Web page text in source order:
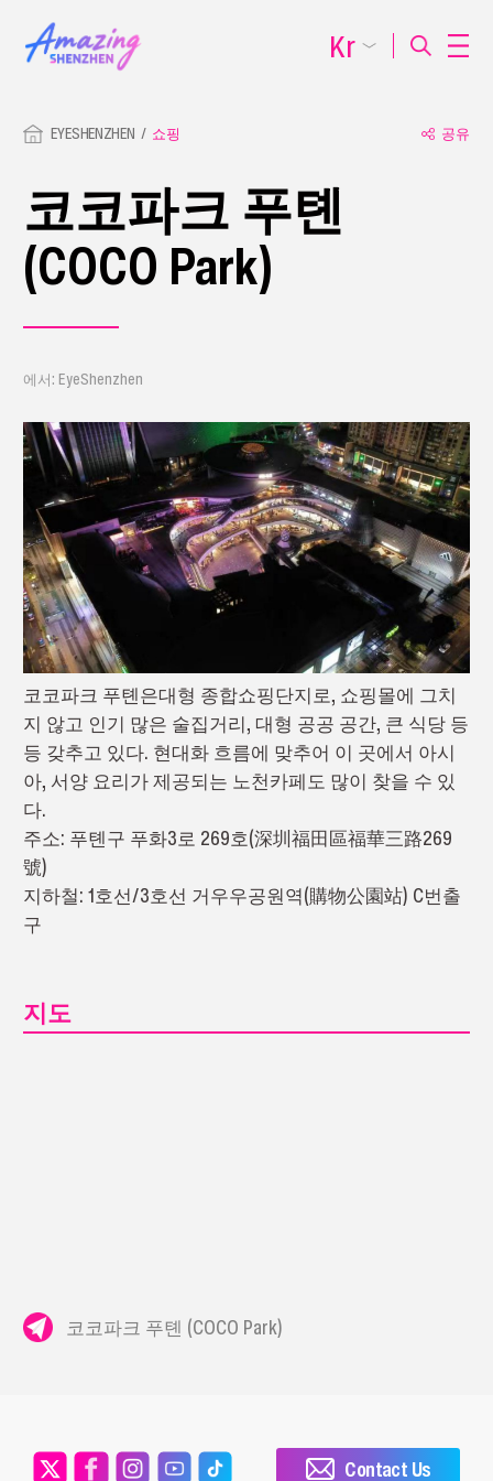
EYESHENZHEN 쇼핑 공유
코코파크 푸톈
(COCO Park)
에서: EyeShenzhen
코코파크 푸톈은대형 종합쇼핑단지로, 쇼핑몰에 그치
지 않고 인기 많은 술집거리, 대형 공공 공간, 큰 식당 등
등 갖추고 있다. 현대화 흐름에 맞추어 이 곳에서 아시
아, 서양 요리가 제공되는 노천카페도 많이 찾을 수 있
다.
주소: 푸톈구 푸화3로 269호(深圳福田區福華三路269
號)
지하철: 1호선/3호선 거우우공원역(購物公園站) C번출
구
지도
코코파크 푸톈 (COCO Park)
Kr
Contact Us